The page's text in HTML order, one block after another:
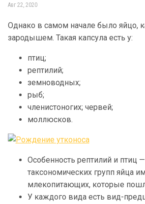
Авг 22, 2020
Однако в самом начале было яйцо,
зародышем. Такая капсула есть у:
птиц;
рептилий;
земноводных;
рыб;
членистоногих; червей;
моллюсков.
Особенность рептилий и птиц
таксономических групп яйца
млекопитающих, которые
У каждого вида есть вид-